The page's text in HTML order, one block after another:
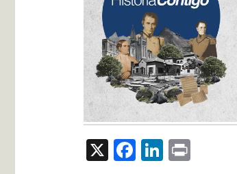
X Facebook
LinkedIn